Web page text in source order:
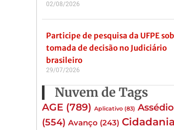
02/08/2026
Participe de pesquisa da UFPE
tomada de decisão no Judiciário
brasileiro
29/07/2026
Nuvem de Tags
AGE (789) Aplicativo (83)
(554) Avanço (243) Cidadania